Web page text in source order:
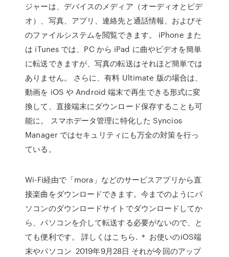
ジャーは、デバイスのメディア（オーディオとビデ
オ）、写真、アプリ、連絡先と通話情報、およびそ
のファイルシステムを閲覧できます。 iPhone また
は iTunes では、PC から iPad に曲やビデオを簡単
に転送できますが、写真の転送はそれほど簡単では
ありません。 さらに、有料 Ultimate 版の場合は、
動画を iOS や Android 端末で再生できる形式に変
換して、直接端末にダウンロード保存することも可
能に。 スマホデータ管理に特化した Syncios
Manager ではセキュリティにも万全の対策を行っ
ている。
Wi-Fi経由で「mora」などのサービスアプリから直
接楽曲をダウンロードできます。今までのようにパ
ソコンのダウンロードサイトでダウンロードしてか
ら、パソコンを介して転送する必要がないので、と
ても便利です。 詳しくはこちら. ＊ お使いのiOS端
末やパソコン 2019年9月28日 それが今回のアップ